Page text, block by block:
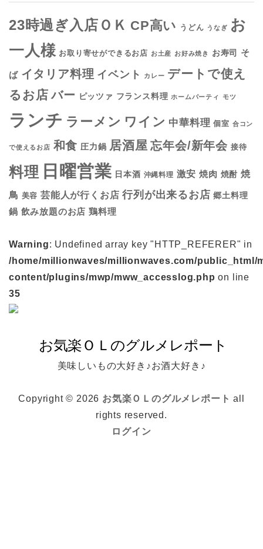
23時過ぎ入店ＯＫ CP高い うどん うなぎ お
一人様 お取り寄せができるお店 お土産 お好み焼き お寿司 そ
ば イタリア料理 イベント カレー デートで使え
るお店 バー ピッツァ フランス料理 ホームパーティ モツ
ランチ ラーメン ワイン 中華料理 個室 合コン
で使えるお店 和食 圧力鍋 居酒屋 忘年会/新年会 接待
料理 日曜営業 日本酒 沖縄料理 激安 焼肉 焼酎 焼
鳥 美容 芸能人が行くお店 行列が出来るお店 郷土料理
鍋 飲み放題のお店 鶏料理
Warning: Undefined array key "HTTP_REFERER" in
/home/millionwaves/millionwaves.com/public_html/
content/plugins/mwp/mww_accesslog.php on line
35
美味しいもの大好き♪お酒大好き♪
Copyright © 2026 お気楽ＯＬのグルメレポート all
rights reserved.
ログイン